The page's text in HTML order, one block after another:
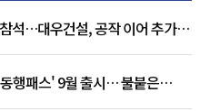
석…대우건설, 공작 이어 추가
행패스' 9월 출시… 불붙은